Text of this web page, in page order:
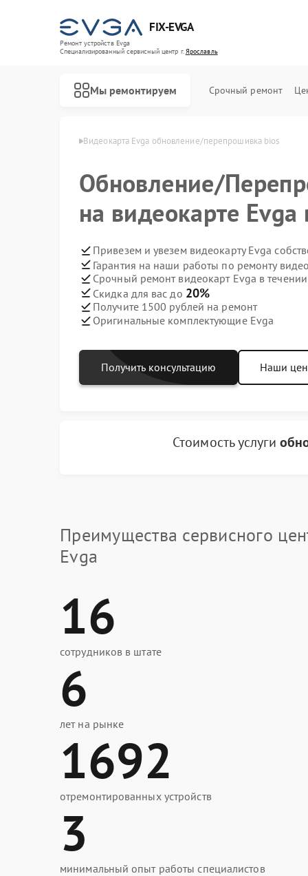
FIX-EVGA
Ремонт устройств Evga
Специализированный cервисный центр г.Ярославль
Мы ремонтируем Срочный ремонт
Evga в Ярославле Видеокарта Evga обновление/перепрошивка bios
Обновление/
на видеокарте
Привезем и увезем видеокарту Evga
Гарантия на наши работы по ремонту
Срочный ремонт видеокарт Evga в течении
Скидка для вас до 20%
Получите 1500 рублей на ремонт
Оригинальные комплектующие Evga
Получить консультацию Наши
Стоимость услуги
Преимущества сервисного
Evga
16
сотрудников в штате
6
лет на рынке
1692
отремонтированных устройств
3
минимальный опыт работы специалистов